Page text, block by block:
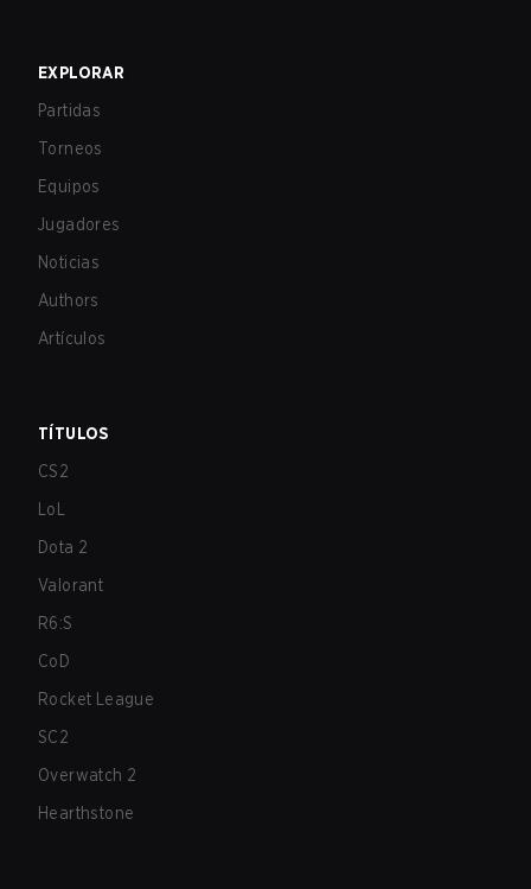
EXPLORAR
Partidas
Torneos
Equipos
Jugadores
Noticias
Authors
Artículos
TÍTULOS
CS2
LoL
Dota 2
Valorant
R6:S
CoD
Rocket League
SC2
Overwatch 2
Hearthstone